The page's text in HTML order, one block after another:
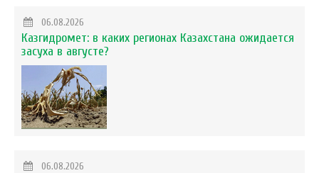
06.08.2026
Казгидромет: в каких регионах Казахстана ожидается
засуха в августе?
06.08.2026